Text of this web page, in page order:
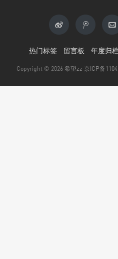
热门标签 留言板 年度归档
Copyright © 2026 希望zz 京ICP备